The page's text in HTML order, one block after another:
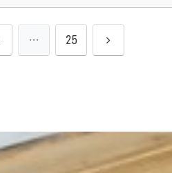
… 25 次